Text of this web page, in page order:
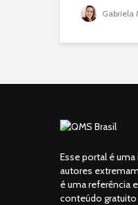
Gabriela
Esse portal é
autores
é uma referência
conteúdo